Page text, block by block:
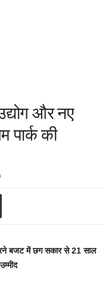
और नए
पार्क की
करने बजट में छग सकार से 21 साल